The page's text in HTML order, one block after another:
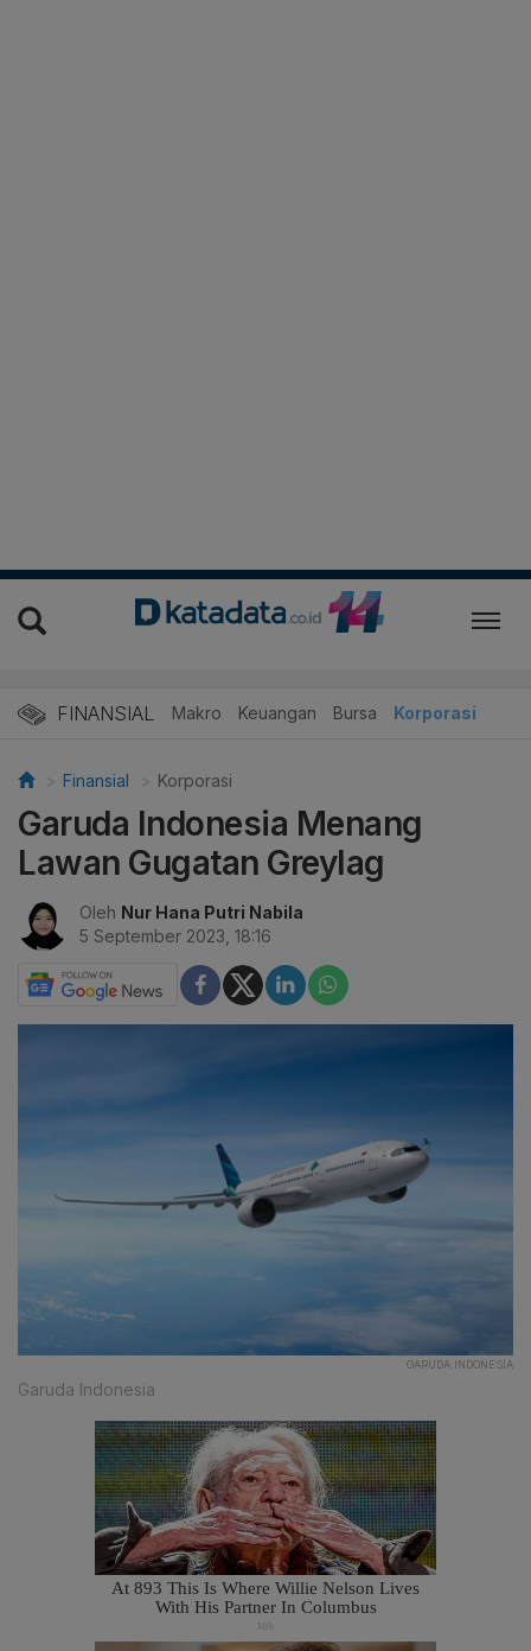
FINANSIAL Makro Keuangan Bursa Korporasi
Finansial Korporasi
Garuda Indonesia Menang
Lawan Gugatan Greylag
Oleh Nur Hana Putri Nabila
5 September 2023, 18:16
GARUDA INDONESIA
Garuda Indonesia